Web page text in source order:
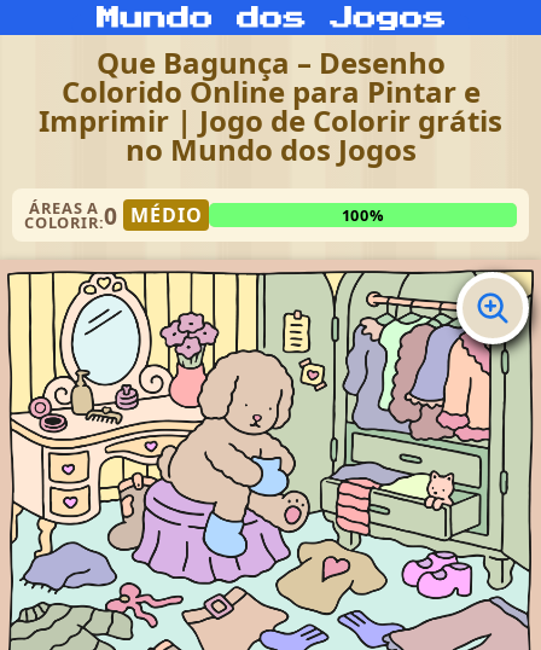
Que Bagunça – Desenho
Colorido Online para Pintar e
Imprimir | Jogo de Colorir grátis
no Mundo dos Jogos
ÁREAS A
COLORIR:0 MÉDIO 100%